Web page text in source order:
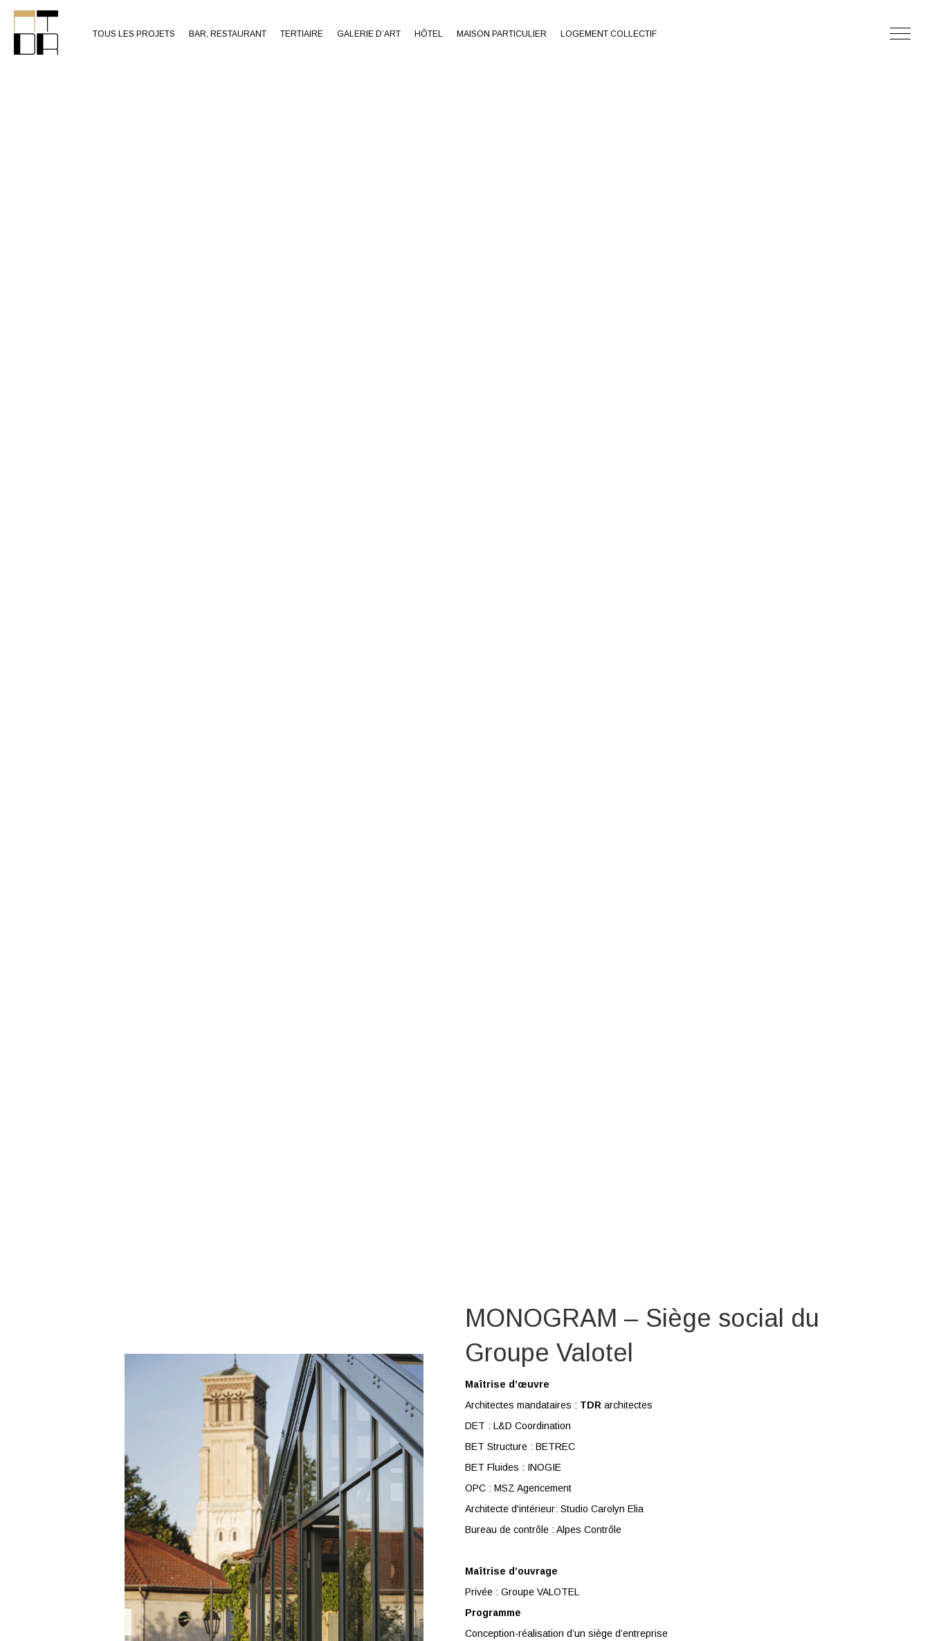
TOUS LES PROJETS BAR, RESTAURANT TERTIAIRE GALERIE D’ART HÔTEL MAISON PARTICULIER LOGEMENT COLLECTIF
MONOGRAM – Siège social du
Groupe Valotel
Maîtrise d’œuvre
Architectes mandataires : TDR architectes
DET : L&D Coordination
BET Structure : BETREC
BET Fluides : INOGIE
OPC : MSZ Agencement
Architecte d'intérieur: Studio Carolyn Elia
Bureau de contrôle : Alpes Contrôle
Maîtrise d’ouvrage
Privée : Groupe VALOTEL
Programme
Conception-réalisation d’un siège d’entreprise